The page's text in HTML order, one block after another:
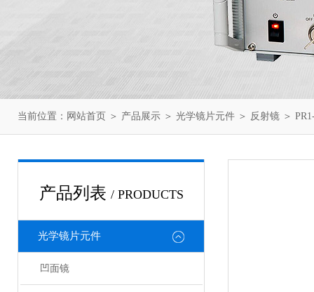
当前位置： 网站首页 ＞ 产品展示 ＞ 光学镜片元件 ＞ 反射镜 ＞
产品列表 / PRODUCTS
光学镜片元件
凹面镜